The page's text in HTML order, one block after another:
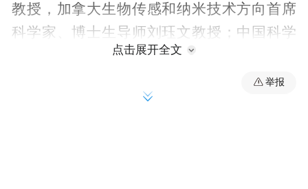
教授，加拿大生物传感和纳米技术方向首席
科学家、博士生导师刘珏文教授；中国科学
院“百人计划”、中国科学技术大学博士生导
师刘扬中教授等四位生物医药与分子影像领
域的国际知名专家带来了精彩报告，分享了
点击展开全文
举报